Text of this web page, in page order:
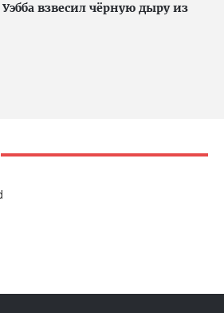
взвесил чёрную дыру из